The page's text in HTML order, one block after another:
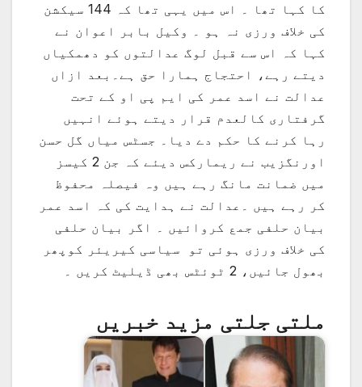
کا کہا تھا ۔ اس میں یہی تھا کہ 144 سیکشن
کی خلاف ورزی نہ ہو ۔ وکیل بابر اعوان نے
کہا کہ اس سے قبل لوگ عدالتوں کو دھمکیاں
دیتے رہے، احتجاج ہمارا حق ہے۔بعد ازاں
عدالت نے اسد عمر کی ایم پی او کے تحت
گرفتاری کالعدم قرار دیتے ہوئے انہیں
رہا کرنے کا حکم دے دیا۔ جسٹس میاں گل حسن
اورنگزیب نے ریمارکس دیئے کہ جن 2 کیسز
میں ضمانت مانگ رہے ہیں وہ فیصلہ محفوظ
کر رہے ہیں ۔عدالت نے ہدایت کی کہ اسد عمر
بیان حلفی جمع کروائیں ۔ اگر بیان حلفی
کی خلاف ورزی ہوئی تو سیاسی کیریئر کوپھر
بھول جائیں، 2 ٹوئٹس بھی ڈیلیٹ کریں ۔
ملتی جلتی مزید خبریں